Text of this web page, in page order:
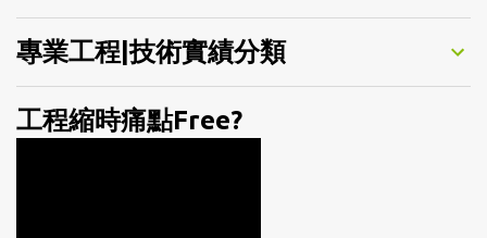
專業工程|技術實績分類
工程縮時痛點Free?